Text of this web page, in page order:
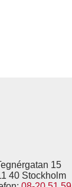
15
40 Stockholm